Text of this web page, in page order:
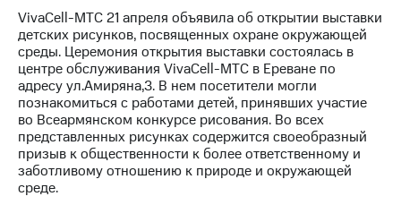
Контакты
Медиа-центр
Пресс-
релизы
МТС
о технологиях
Достижения
VivaCell-МТС 21 апреля объявила об открытии выставки
детских рисунков, посвященных охране окружающей
среды. Церемония открытия выставки состоялась в
центре обслуживания VivaCell-МТС в Ереване по
адресу ул.Амиряна,3. В нем посетители могли
познакомиться с работами детей, принявших участие
во Всеармянском конкурсе рисования. Во всех
представленных рисунках содержится своеобразный
призыв к общественности к более ответственному и
заботливому отношению к природе и окружающей
среде.